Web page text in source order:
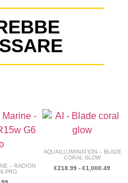
– RADION
PRO
AQUAILLUMINATION – BLADE
CORAL GLOW
€218.99 - €1,000.49